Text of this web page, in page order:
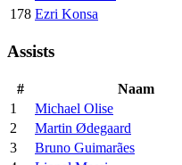
178 Ezri Konsa
Assists
# Naam
1
Michael Olise
2
Martin Ødegaard
3
Bruno Guimarães